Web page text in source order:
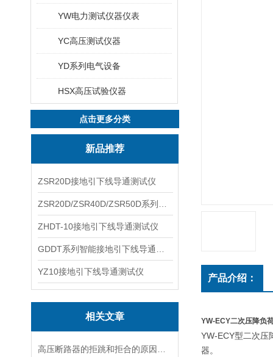
YW电力测试仪器仪表
YC高压测试仪器
YD系列电气设备
HSX高压试验仪器
点击更多分类
新品推荐
ZSR20D接地引下线导通测试仪
ZHDT-10接地引下线导通测试仪
YZ10接地引下线导通测试仪
相关文章
产品介绍：
YW-ECY二次压降负
YW-ECY型二次压
器。